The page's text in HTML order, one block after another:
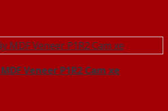
Veneer P1R2 Cam xe